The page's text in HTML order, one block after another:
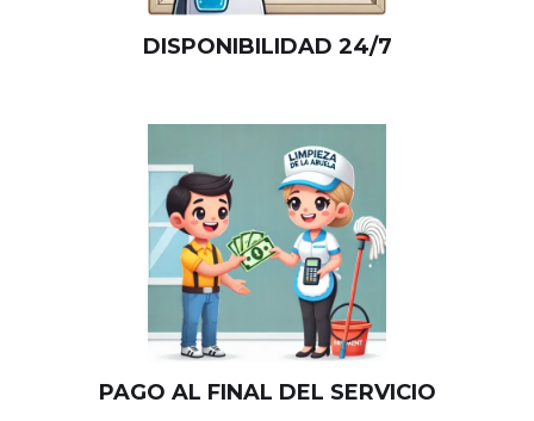
DISPONIBILIDAD 24/7
PAGO AL FINAL DEL SERVICIO